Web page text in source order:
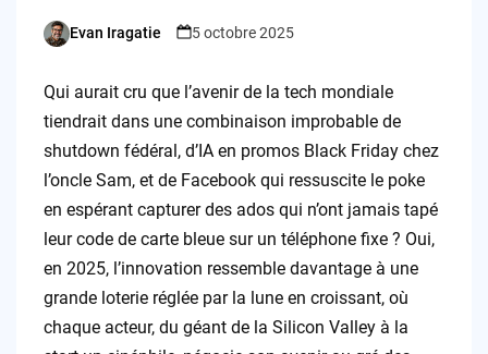
Posted
Evan Iragatie 5 octobre 2025
Qui aurait cru que l’avenir de la tech mondiale
tiendrait dans une combinaison improbable de
shutdown fédéral, d’IA en promos Black Friday chez
l’oncle Sam, et de Facebook qui ressuscite le poke
en espérant capturer des ados qui n’ont jamais tapé
leur code de carte bleue sur un téléphone fixe ? Oui,
en 2025, l’innovation ressemble davantage à une
grande loterie réglée par la lune en croissant, où
chaque acteur, du géant de la Silicon Valley à la